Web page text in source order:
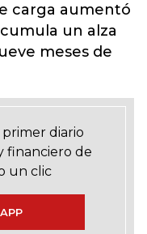
carga aumentó
un alza
meses de
diario
financiero de
un clic